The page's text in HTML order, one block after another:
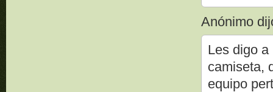
Anónimo
Les digo
camiseta,
equipo